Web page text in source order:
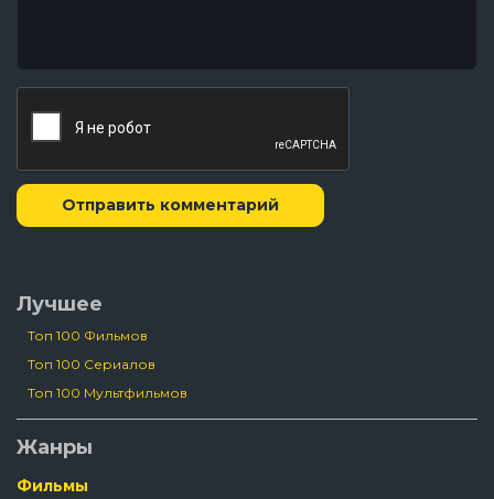
Отправить комментарий
Лучшее
Топ 100 Фильмов
Топ 100 Сериалов
Топ 100 Мультфильмов
Жанры
Фильмы